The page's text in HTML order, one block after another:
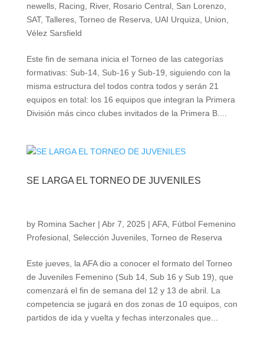
newells, Racing River, Rosario Central, San Lorenzo,
SAT, Talleres, Torneo de Reserva UAI Urquiza Union
Vélez Sarsfield
Este fin de semana inicia el Torneo de las categorías
formativas: Sub-14, Sub-16 y Sub-19, siguiendo con la
misma estructura del todos contra todos y serán 21
equipos en total: los 16 equipos que integran la Primera
División más cinco clubes invitados de la Primera B....
SE LARGA EL TORNEO DE JUVENILES
by Romina Sacher| Abr 7, 2025 | AFA, Fútbol Femenino
Profesional, Selección Juveniles, Torneo de Reserva
Este jueves, la AFA dio a conocer el formato del Torneo
de Juveniles Femenino (Sub 14, Sub 16 y Sub 19), que
comenzará el fin de semana del 12 y 13 de abril. La
competencia se jugará en dos zonas de 10 equipos, con
partidos de ida y vuelta y fechas interzonales que...